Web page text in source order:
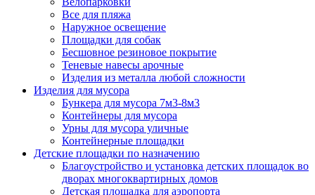
Все для пляжа
Наружное освещение
Площадки для собак
Бесшовное резиновое покрытие
Теневые навесы арочные
Изделия из металла любой сложности
Изделия для мусора
Бункера для мусора 7м3-8м3
Контейнеры для мусора
Урны для мусора уличные
Контейнерные площадки
Детские площадки по назначению
Благоустройство и установка детских площадок во
дворах многоквартирных домов
Детская площадка для аэропорта